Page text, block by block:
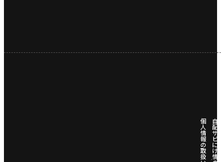
個
人
情
報
の
取
扱
自
配
サ
ビ
に
け
情